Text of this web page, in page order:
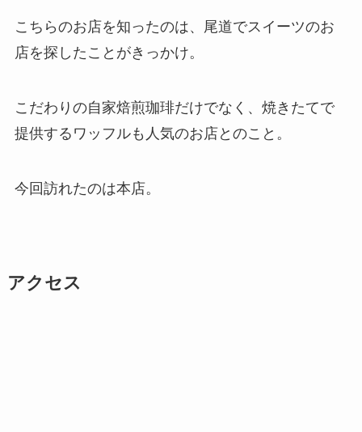
こちらのお店を知ったのは、尾道でスイーツのお
店を探したことがきっかけ。
こだわりの自家焙煎珈琲だけでなく、焼きたてで
提供するワッフルも人気のお店とのこと。
今回訪れたのは本店。
アクセス